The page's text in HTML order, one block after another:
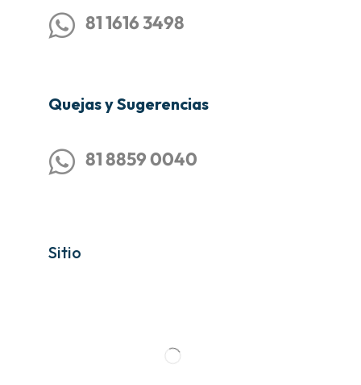
81 1616 3498
Quejas y Sugerencias
81 8859 0040
Sitio